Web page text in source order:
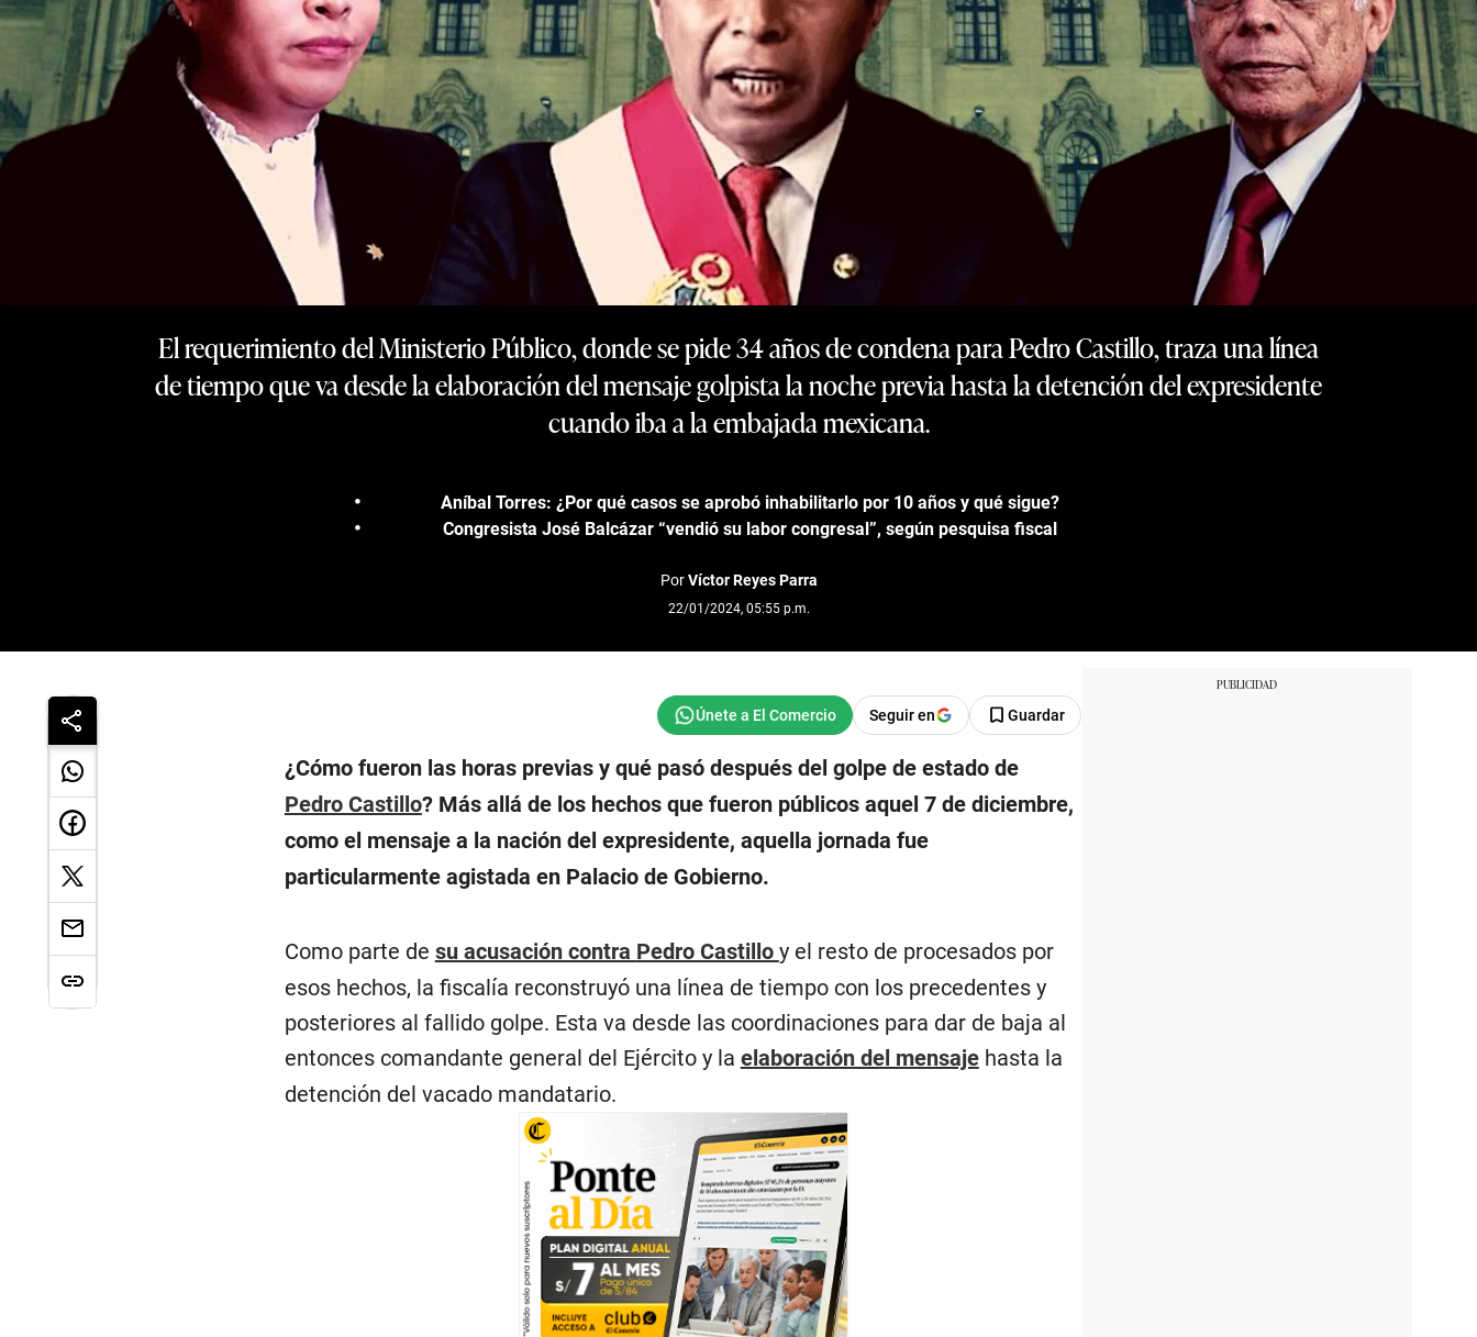
El requerimiento del Ministerio Público, donde se pide 34 años de condena para Pedro Castillo, traza una línea
de tiempo que va desde la elaboración del mensaje golpista la noche previa hasta la detención del expresidente
cuando iba a la embajada mexicana.
Aníbal Torres: ¿Por qué casos se aprobó inhabilitarlo por 10 años y qué sigue?
Congresista José Balcázar “vendió su labor congresal”, según pesquisa fiscal
PorVíctor Reyes Parra
22/01/2024, 05:55 p.m.
Seguir en Guardar
¿Cómo fueron las horas previas y qué pasó después del golpe de estado de
Pedro Castillo? Más allá de los hechos que fueron públicos aquel 7 de diciembre,
como el mensaje a la nación del expresidente, aquella jornada fue
particularmente agistada en Palacio de Gobierno.
Como parte de su acusación contra Pedro Castillo y el resto de procesados por
esos hechos, la fiscalía reconstruyó una línea de tiempo con los precedentes y
posteriores al fallido golpe. Esta va desde las coordinaciones para dar de baja al
entonces comandante general del Ejército y la elaboración del mensajehasta la
detención del vacado mandatario.